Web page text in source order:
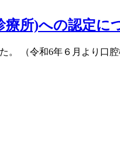
療所)への認定に
（令和6年６月より口